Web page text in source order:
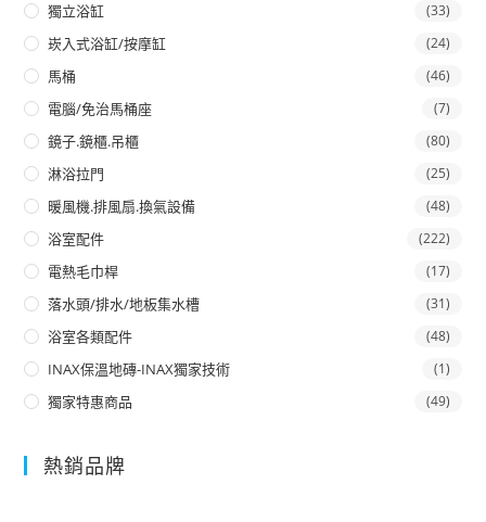
獨立浴缸 (33)
崁入式浴缸/按摩缸 (24)
馬桶 (46)
電腦/免治馬桶座 (7)
鏡子.鏡櫃.吊櫃 (80)
淋浴拉門 (25)
暖風機.排風扇.換氣設備 (48)
浴室配件 (222)
電熱毛巾桿 (17)
落水頭/排水/地板集水槽 (31)
浴室各類配件 (48)
INAX保溫地磚-INAX獨家技術 (1)
獨家特惠商品 (49)
熱銷品牌